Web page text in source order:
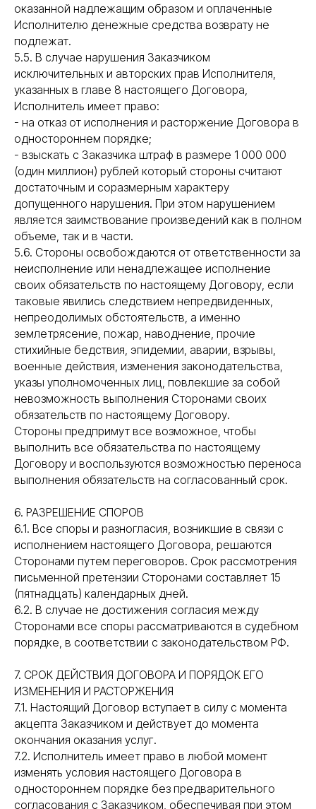
оказанной надлежащим образом и оплаченные
Исполнителю денежные средства возврату не
подлежат.
5.5. В случае нарушения Заказчиком
исключительных и авторских прав Исполнителя,
указанных в главе 8 настоящего Договора,
Исполнитель имеет право:
- на отказ от исполнения и расторжение Договора в
одностороннем порядке;
- взыскать с Заказчика штраф в размере 1 000 000
(один миллион) рублей который стороны считают
достаточным и соразмерным характеру
допущенного нарушения. При этом нарушением
является заимствование произведений как в полном
объеме, так и в части.
5.6. Стороны освобождаются от ответственности за
неисполнение или ненадлежащее исполнение
своих обязательств по настоящему Договору, если
таковые явились следствием непредвиденных,
непреодолимых обстоятельств, а именно
землетрясение, пожар, наводнение, прочие
стихийные бедствия, эпидемии, аварии, взрывы,
военные действия, изменения законодательства,
указы уполномоченных лиц, повлекшие за собой
невозможность выполнения Сторонами своих
обязательств по настоящему Договору.
Стороны предпримут все возможное, чтобы
выполнить все обязательства по настоящему
Договору и воспользуются возможностью переноса
выполнения обязательств на согласованный срок.
6. РАЗРЕШЕНИЕ СПОРОВ
6.1. Все споры и разногласия, возникшие в связи с
исполнением настоящего Договора, решаются
Сторонами путем переговоров. Срок рассмотрения
письменной претензии Сторонами составляет 15
(пятнадцать) календарных дней.
6.2. В случае не достижения согласия между
Сторонами все споры рассматриваются в судебном
порядке, в соответствии с законодательством РФ.
7. СРОК ДЕЙСТВИЯ ДОГОВОРА И ПОРЯДОК ЕГО
ИЗМЕНЕНИЯ И РАСТОРЖЕНИЯ
7.1. Настоящий Договор вступает в силу с момента
акцепта Заказчиком и действует до момента
окончания оказания услуг.
7.2. Исполнитель имеет право в любой момент
изменять условия настоящего Договора в
одностороннем порядке без предварительного
согласования с Заказчиком, обеспечивая при этом